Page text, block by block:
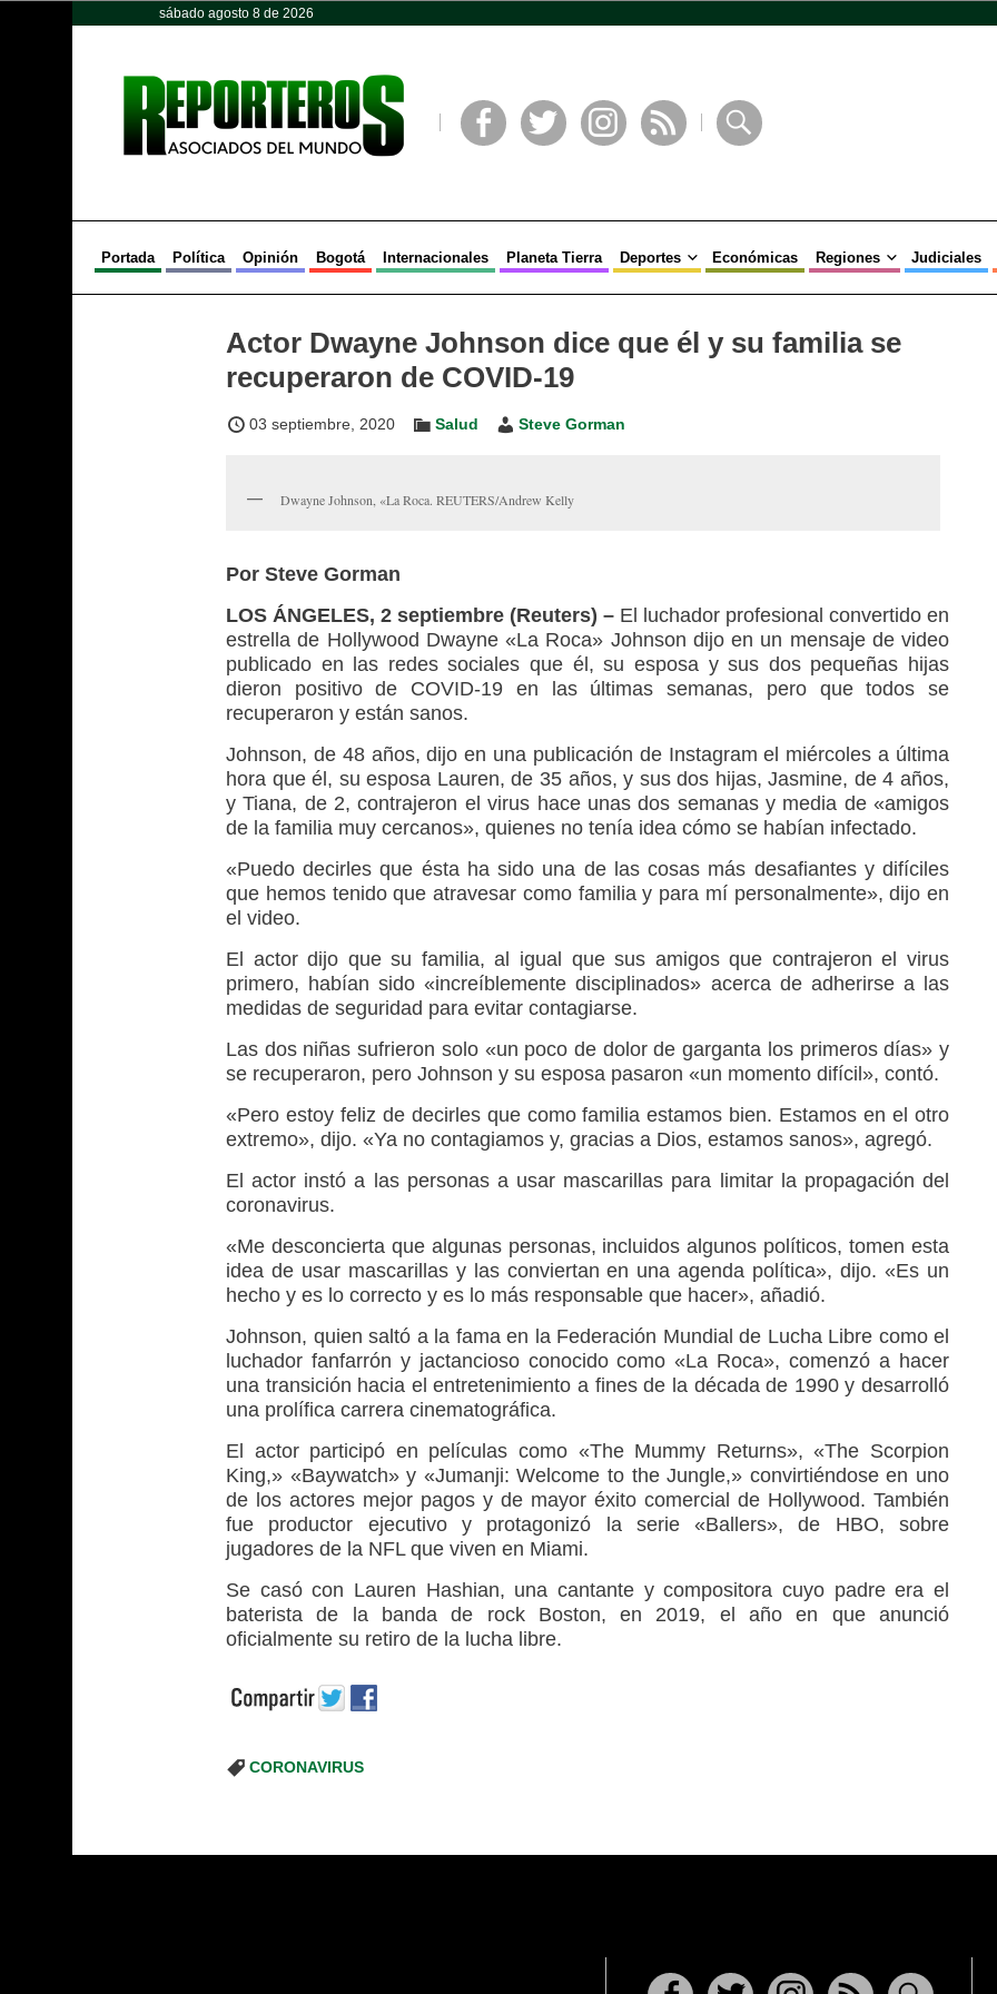
sábado agosto 8 de 2026
Portada Política Opinión Bogotá Internacionales Planeta Tierra Deportes Económicas Regiones Judiciales
Actor Dwayne Johnson dice que él y su familia se
recuperaron de COVID-19
03 septiembre, 2020 Salud Steve Gorman
Dwayne Johnson, «La Roca. REUTERS/Andrew Kelly
Por Steve Gorman
LOS ÁNGELES, 2 septiembre (Reuters) – El luchador profesional convertido en
estrella de Hollywood Dwayne «La Roca» Johnson dijo en un mensaje de video
publicado en las redes sociales que él, su esposa y sus dos pequeñas hijas
dieron positivo de COVID-19 en las últimas semanas, pero que todos se
recuperaron y están sanos.
Johnson, de 48 años, dijo en una publicación de Instagram el miércoles a última
hora que él, su esposa Lauren, de 35 años, y sus dos hijas, Jasmine, de 4 años,
y Tiana, de 2, contrajeron el virus hace unas dos semanas y media de «amigos
de la familia muy cercanos», quienes no tenía idea cómo se habían infectado.
«Puedo decirles que ésta ha sido una de las cosas más desafiantes y difíciles
que hemos tenido que atravesar como familia y para mí personalmente», dijo en
el video.
El actor dijo que su familia, al igual que sus amigos que contrajeron el virus
primero, habían sido «increíblemente disciplinados» acerca de adherirse a las
medidas de seguridad para evitar contagiarse.
Las dos niñas sufrieron solo «un poco de dolor de garganta los primeros días» y
se recuperaron, pero Johnson y su esposa pasaron «un momento difícil», contó.
«Pero estoy feliz de decirles que como familia estamos bien. Estamos en el otro
extremo», dijo. «Ya no contagiamos y, gracias a Dios, estamos sanos», agregó.
El actor instó a las personas a usar mascarillas para limitar la propagación del
coronavirus.
«Me desconcierta que algunas personas, incluidos algunos políticos, tomen esta
idea de usar mascarillas y las conviertan en una agenda política», dijo. «Es un
hecho y es lo correcto y es lo más responsable que hacer», añadió.
Johnson, quien saltó a la fama en la Federación Mundial de Lucha Libre como el
luchador fanfarrón y jactancioso conocido como «La Roca», comenzó a hacer
una transición hacia el entretenimiento a fines de la década de 1990 y desarrolló
una prolífica carrera cinematográfica.
El actor participó en películas como «The Mummy Returns», «The Scorpion
King,» «Baywatch» y «Jumanji: Welcome to the Jungle,» convirtiéndose en uno
de los actores mejor pagos y de mayor éxito comercial de Hollywood. También
fue productor ejecutivo y protagonizó la serie «Ballers», de HBO, sobre
jugadores de la NFL que viven en Miami.
Se casó con Lauren Hashian, una cantante y compositora cuyo padre era el
baterista de la banda de rock Boston, en 2019, el año en que anunció
oficialmente su retiro de la lucha libre.
CORONAVIRUS
Opinión Política